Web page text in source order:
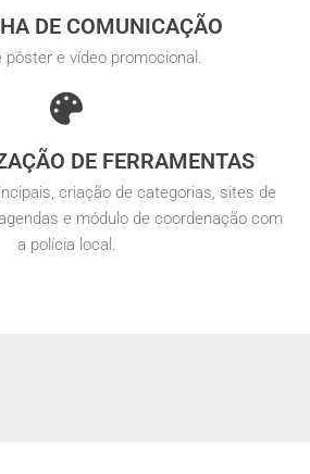
DE COMUNICAÇÃO
pôster e vídeo promocional.
DE FERRAMENTAS
criação de categorias, sites de
e módulo de coordenação com
a polícia local.